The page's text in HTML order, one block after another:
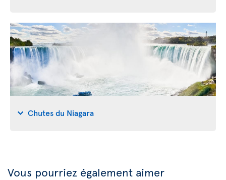
Chutes du Niagara
Vous pourriez également aimer